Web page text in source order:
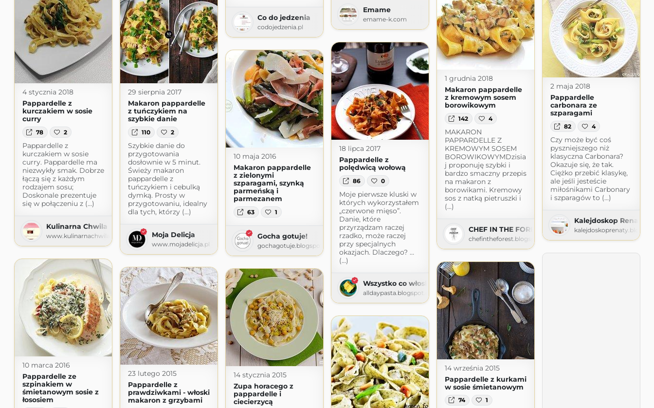
Co do jedzenia
codojedzenia.pl
Emame
emame-k.com
1 grudnia 2018
Makaron pappardelle
z kremowym sosem
borowikowym
142 4
MAKARON
PAPPARDELLE Z
KREMOWYM SOSEM
BOROWIKOWYMDzisia
j proponuję szybki i
bardzo smaczny przepis
na makaron z
borowikami. Kremowy
sos z natką pietruszki i
(...)
CHEF IN THE FOREST
chefintheforest.blogspot.com
2 maja 2018
Pappardelle
carbonara ze
szparagami
82 4
Czy może być coś
pyszniejszego niż
klasyczna Carbonara?
Okazuje się, że tak.
Ciężko przebić klasykę,
ale jeśli jesteście
miłośnikami Carbonary
i szparagów to (...)
Kalejdoskop Renaty
4 stycznia 2018
Pappardelle z
kurczakiem w sosie
curry
78 2
Pappardelle z
kurczakiem w sosie
curry. Pappardelle ma
niezwykły smak. Dobrze
łączą się z każdym
rodzajem sosu;
Doskonale prezentuje
się w połączeniu z (...)
Kulinarna Chwila
www.kulinarnachwila.com
29 sierpnia 2017
Makaron pappardelle
z tuńczykiem na
szybkie danie
110 2
Szybkie danie do
przygotowania
dosłownie w 5 minut.
Świeży makaron
pappardelle z
tuńczykiem i cebulką
dymką. Prosty w
przygotowaniu, idealny
dla tych, którzy (...)
Moja Delicja
www.mojadelicja.pl
18 lipca 2017
Pappardelle z
polędwicą wołową
86 0
Moje pierwsze kluski w
których wykorzystałem
„czerwone mięso”.
Danie, które
przyrządzam raczej
rzadko, może raczej
przy specjalnych
okazjach. Dlaczego? …
(...)
Wszystko co włoskie nie jest nam obce
alldaypasta.blogspot.com
10 maja 2016
Makaron pappardelle
z zielonymi
szparagami, szynką
parmeńską i
parmezanem
63 1
Gocha gotuje!
gochagotuje.blogspot.com
10 marca 2016
Pappardelle ze
szpinakiem w
śmietanowym sosie z
łososiem
14 września 2015
Pappardelle z kurkami
w sosie śmietanowym
74 1
23 lutego 2015
Pappardelle z
prawdziwkami - włoski
makaron z grzybami
14 stycznia 2015
Zupa horacego z
pappardelle i
ciecierzycą